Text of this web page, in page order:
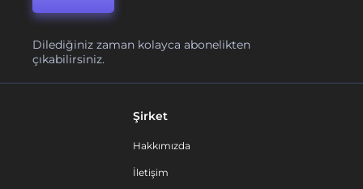
Dilediğiniz zaman kolayca abonelikten
çıkabilirsiniz.
Şirket
Hakkımızda
İletişim